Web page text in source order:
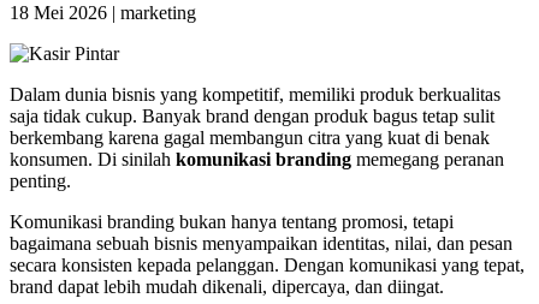
18 Mei 2026 | marketing
Dalam dunia bisnis yang kompetitif, memiliki produk berkualitas
saja tidak cukup. Banyak brand dengan produk bagus tetap sulit
berkembang karena gagal membangun citra yang kuat di benak
konsumen. Di sinilah komunikasi branding memegang peranan
penting.
Komunikasi branding bukan hanya tentang promosi, tetapi
bagaimana sebuah bisnis menyampaikan identitas, nilai, dan pesan
secara konsisten kepada pelanggan. Dengan komunikasi yang tepat,
brand dapat lebih mudah dikenali, dipercaya, dan diingat.